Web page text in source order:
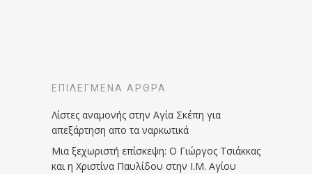
ΕΠΙΛΕΓΜΈΝΑ ΆΡΘΡΑ
Λίστες αναμονής στην Αγία Σκέπη για
απεξάρτηση απο τα ναρκωτικά
Μια ξεχωριστή επίσκεψη: Ο Γιώργος Τσιάκκας
και η Χριστίνα Παυλίδου στην Ι.Μ. Αγίου